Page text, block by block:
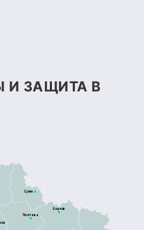
И ЗАЩИТА В
Харків
Полтава
Суми